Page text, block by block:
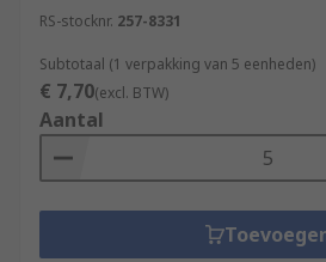
RS-stocknr. 257-8331
Subtotaal (1 verpakking van 5 eenheden)
€ 7,70(excl. BTW)
Aantal